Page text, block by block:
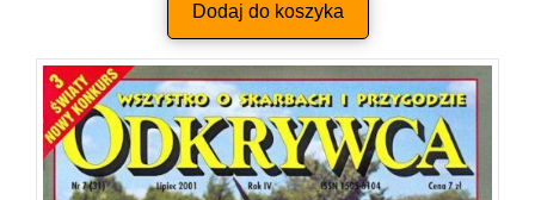
Dodaj do koszyka